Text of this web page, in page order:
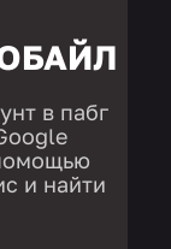
в пабг
и найти